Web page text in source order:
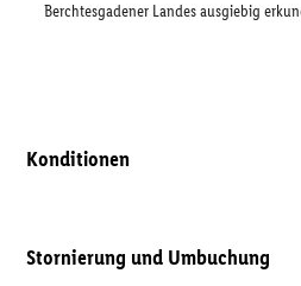
Berchtesgadener Landes ausgiebig
Konditionen
Stornierung und Umbuchung